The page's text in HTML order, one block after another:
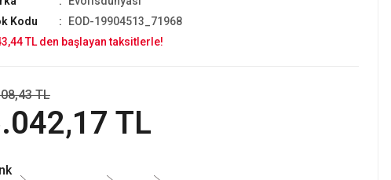
Kodu
EOD-19904513_71968
TL den başlayan taksitlerle!
TL
TL